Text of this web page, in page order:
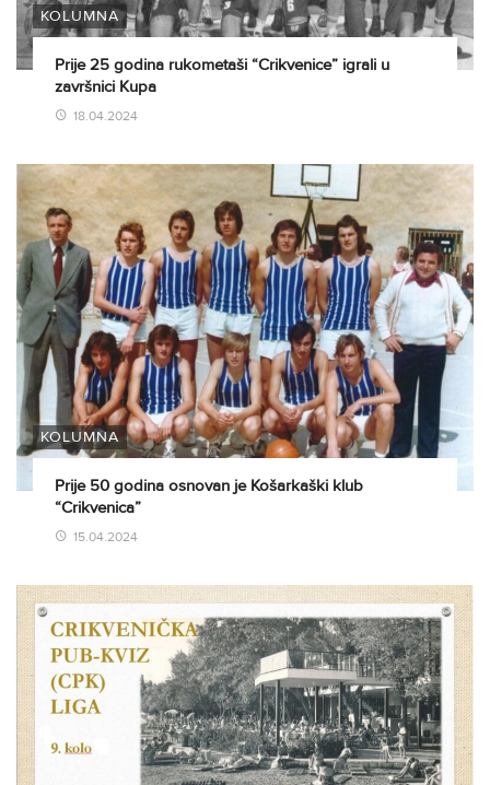
KOLUMNA
Prije 25 godina rukometaši “Crikvenice” igrali u
završnici Kupa
18.04.2024
KOLUMNA
Prije 50 godina osnovan je Košarkaški klub
“Crikvenica”
15.04.2024